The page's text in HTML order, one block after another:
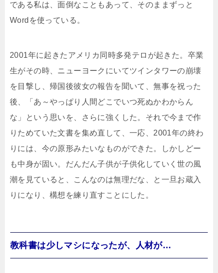
である私は、面倒なこともあって、そのままずっと
Wordを使っている。
2001年に起きたアメリカ同時多発テロが起きた。卒業
生がその時、ニューヨークにいてツインタワーの崩壊
を目撃し、帰国後彼女の報告を聞いて、無事を祝った
後、「あ～やっぱり人間どこでいつ死ぬかわからん
な」という思いを、さらに強くした。それで今まで作
りためていた文書を集め直して、一応、2001年の終わ
りには、今の原形みたいなものができた。しかしどー
も中身が固い。だんだん子供が子供化していく世の風
潮を見ていると、こんなのは無理だな、と一旦お蔵入
りになり、構想を練り直すことにした。
教科書は少しマシになったが、人材が…